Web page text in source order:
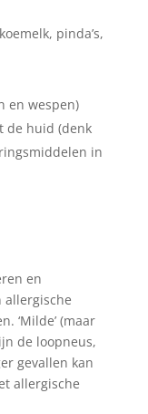
pinda’s,
en wespen)
de huid (denk
in
en
allergische
‘Milde’ (maar
de loopneus,
gevallen kan
allergische